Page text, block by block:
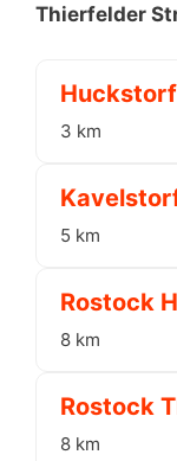
Thierfelder
Huckstorf
3 km
5 km
Rostock
8 km
Rostock
8 km